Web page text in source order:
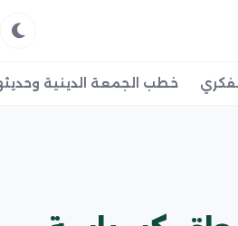
خطب الجمعة الدينية